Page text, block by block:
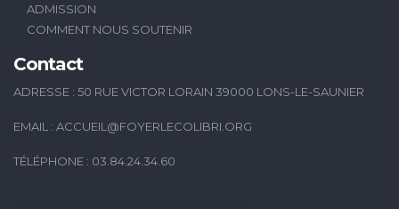
ADMISSION
COMMENT NOUS SOUTENIR
Contact
ADRESSE : 50 RUE VICTOR LORAIN 39000 LONS-LE-SAUNIER
EMAIL : ACCUEIL@FOYERLECOLIBRI.ORG
TÉLÉPHONE : 03.84.24.34.60